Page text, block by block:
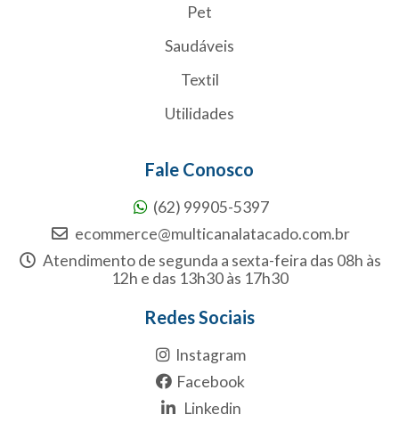
Pet
Saudáveis
Textil
Utilidades
Fale Conosco
(62) 99905-5397
ecommerce@multicanalatacado.com.br
Atendimento de segunda a sexta-feira das 08h às
12h e das 13h30 às 17h30
Redes Sociais
Instagram
Facebook
Linkedin